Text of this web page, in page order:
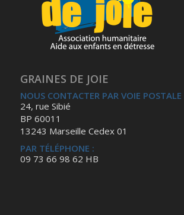
GRAINES DE JOIE
NOUS CONTACTER PAR VOIE POSTALE
24, rue Sibié
BP 60011
13243 Marseille Cedex 01
PAR TÉLÉPHONE :
09 73 66 98 62 HB